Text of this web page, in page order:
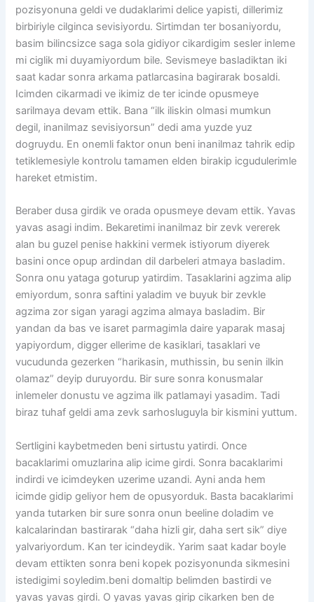
pozisyonuna geldi ve dudaklarimi delice yapisti, dillerimiz
birbiriyle cilginca sevisiyordu. Sirtimdan ter bosaniyordu,
basim bilincsizce saga sola gidiyor cikardigim sesler inleme
mi ciglik mi duyamiyordum bile. Sevismeye basladiktan iki
saat kadar sonra arkama patlarcasina bagirarak bosaldi.
Icimden cikarmadi ve ikimiz de ter icinde opusmeye
sarilmaya devam ettik. Bana “ilk iliskin olmasi mumkun
degil, inanilmaz sevisiyorsun” dedi ama yuzde yuz
dogruydu. En onemli faktor onun beni inanilmaz tahrik edip
tetiklemesiyle kontrolu tamamen elden birakip icgudulerimle
hareket etmistim.
Beraber dusa girdik ve orada opusmeye devam ettik. Yavas
yavas asagi indim. Bekaretimi inanilmaz bir zevk vererek
alan bu guzel penise hakkini vermek istiyorum diyerek
basini once opup ardindan dil darbeleri atmaya basladim.
Sonra onu yataga goturup yatirdim. Tasaklarini agzima alip
emiyordum, sonra saftini yaladim ve buyuk bir zevkle
agzima zor sigan yaragi agzima almaya basladim. Bir
yandan da bas ve isaret parmagimla daire yaparak masaj
yapiyordum, digger ellerime de kasiklari, tasaklari ve
vucudunda gezerken “harikasin, muthissin, bu senin ilkin
olamaz” deyip duruyordu. Bir sure sonra konusmalar
inlemeler donustu ve agzima ilk patlamayi yasadim. Tadi
biraz tuhaf geldi ama zevk sarhosluguyla bir kismini yuttum.
Sertligini kaybetmeden beni sirtustu yatirdi. Once
bacaklarimi omuzlarina alip icime girdi. Sonra bacaklarimi
indirdi ve icimdeyken uzerime uzandi. Ayni anda hem
icimde gidip geliyor hem de opusyorduk. Basta bacaklarimi
yanda tutarken bir sure sonra onun beeline doladim ve
kalcalarindan bastirarak “daha hizli gir, daha sert sik” diye
yalvariyordum. Kan ter icindeydik. Yarim saat kadar boyle
devam ettikten sonra beni kopek pozisyonunda sikmesini
istedigimi soyledim.beni domaltip belimden bastirdi ve
yavas yavas girdi. O yavas yavas girip cikarken ben de